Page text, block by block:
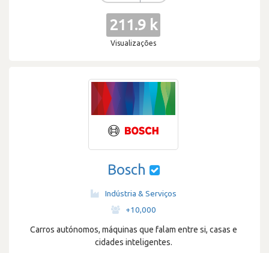
211.9 k
Visualizações
Bosch
Indústria & Serviços
+10,000
Carros autónomos, máquinas que falam entre si, casas e
cidades inteligentes.